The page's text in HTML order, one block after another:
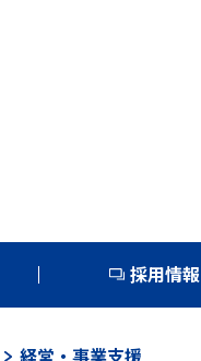
採用情報
経営・事業支援